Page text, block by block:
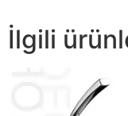
İlgili